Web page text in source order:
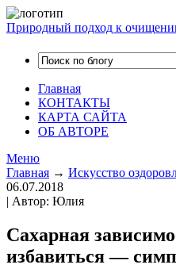
Природный подход к
Главная
КОНТАКТЫ
КАРТА САЙТА
ОБ АВТОРЕ
Меню
Главная → Искусство
06.07.2018
| Автор: Юлия
Сахарная
избавиться —